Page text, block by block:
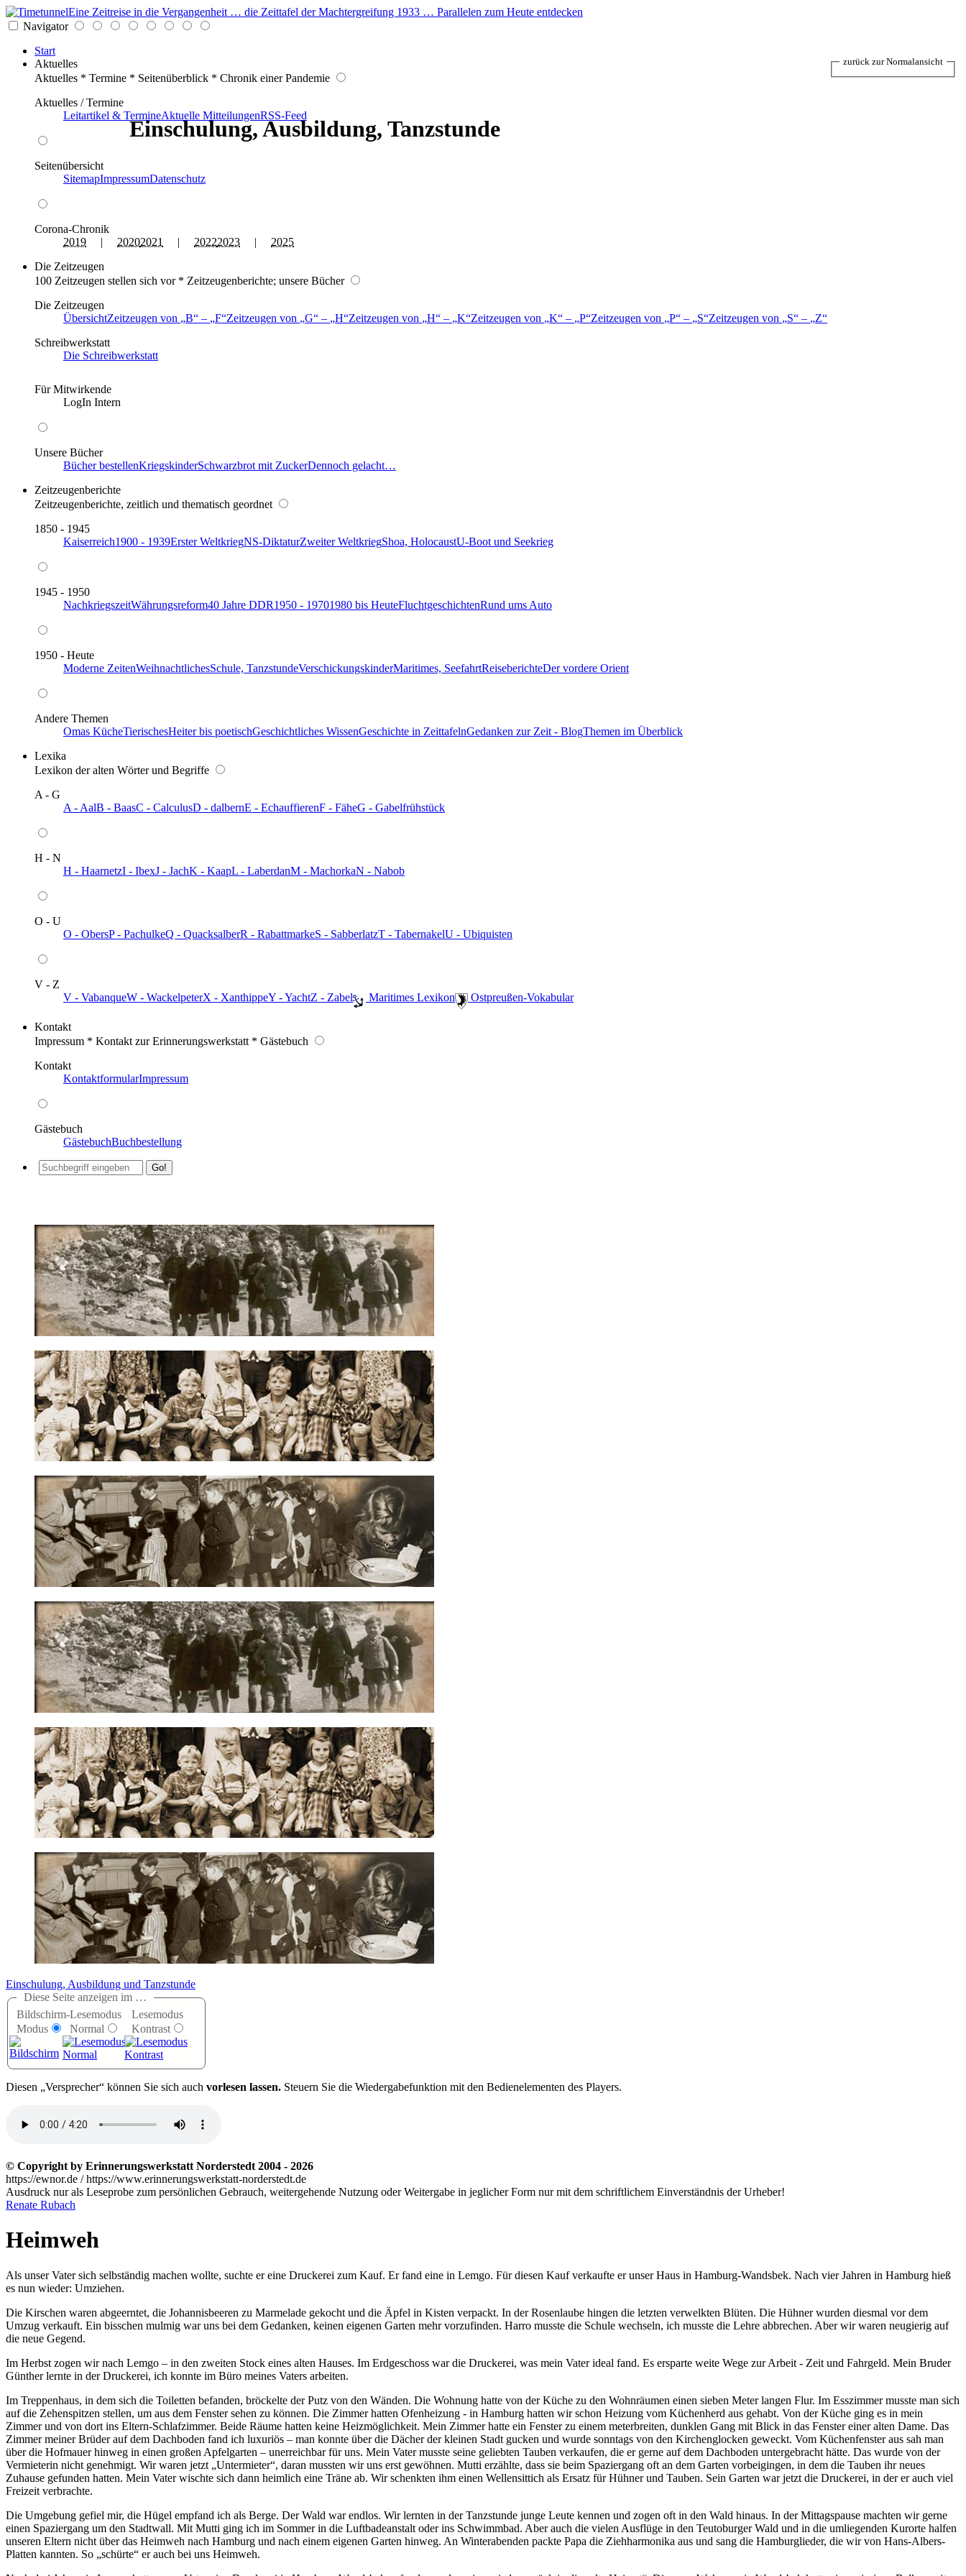
Eine Zeitreise in die Vergangenheit … die Zeittafel der Machtergreifung 1933 … Parallelen zum Heute entdecken
Navigator
Start
Aktuelles
Aktuelles * Termine * Seitenüberblick * Chronik einer Pandemie
Aktuelles / Termine
Leitartikel & TermineAktuelle MitteilungenRSS-Feed
Seitenübersicht
SitemapImpressumDatenschutz
Corona-Chronik
2019 | 20202021 | 20222023 | 2025
Die Zeitzeugen
100 Zeitzeugen stellen sich vor * Zeitzeugenberichte; unsere Bücher
Die Zeitzeugen
ÜbersichtZeitzeugen von B – F Zeitzeugen von G – H Zeitzeugen von H – K Zeitzeugen von K – P Zeitzeugen von P – S Zeitzeugen von S –
Z
Schreibwerkstatt
Die Schreibwerkstatt
Für Mitwirkende
LogIn Intern
Unsere Bücher
Bücher bestellenKriegskinderSchwarzbrot mit ZuckerDennoch gelacht…
Zeitzeugenberichte
Zeitzeugenberichte, zeitlich und thematisch geordnet
1850 - 1945
Kaiserreich1900 - 1939Erster WeltkriegNS-DiktaturZweiter WeltkriegShoa, HolocaustU-Boot und Seekrieg
1945 - 1950
NachkriegszeitWährungsreform40 Jahre DDR1950 - 19701980 bis HeuteFluchtgeschichtenRund ums Auto
1950 - Heute
Moderne ZeitenWeihnachtlichesSchule, TanzstundeVerschickungskinderMaritimes, SeefahrtReiseberichteDer vordere Orient
Andere Themen
Omas KücheTierischesHeiter bis poetischGeschichtliches WissenGeschichte in ZeittafelnGedanken zur Zeit - BlogThemen im Überblick
Lexika
Lexikon der alten Wörter und Begriffe
A - G
A - AalB - BaasC - CalculusD - dalbernE - EchauffierenF - FäheG - Gabelfrühstück
H - N
H - HaarnetzI - IbexJ - JachK - KaapL - LaberdanM - MachorkaN - Nabob
O - U
O - ObersP - PachulkeQ - QuacksalberR - RabattmarkeS - SabberlatzT - TabernakelU - Ubiquisten
V - Z
V - VabanqueW - WackelpeterX - XanthippeY - YachtZ - Zabel ️ Maritimes Lexikon ️ Ostpreußen-Vokabular
Kontakt
Impressum * Kontakt zur Erinnerungswerkstatt * Gästebuch
Kontakt
KontaktformularImpressum
Gästebuch
GästebuchBuchbestellung
Einschulung, Ausbildung, Tanzstunde
Einschulung, Ausbildung und Tanzstunde
Diese Seite anzeigen im …
Bildschirm-
Modus
Lesemodus
Normal
Lesemodus
Kontrast
Diesen Versprecher können Sie sich auch vorlesen lassen. Steuern Sie die Wiedergabefunktion mit den Bedienelementen des Players.
© Copyright by Erinnerungswerkstatt Norderstedt 2004 - 2026
https://ewnor.de / https://www.erinnerungswerkstatt-norderstedt.de
Ausdruck nur als Leseprobe zum persönlichen Gebrauch, weitergehende Nutzung oder Weitergabe in jeglicher Form nur mit dem schriftlichem Einverständnis der Urheber!
zurück zur Normalansicht
Renate Rubach
Heimweh
Als unser Vater sich selbständig machen wollte, suchte er eine Druckerei zum Kauf. Er fand eine in Lemgo. Für diesen Kauf verkaufte er unser Haus in Hamburg-Wandsbek. Nach vier Jahren in Hamburg hieß
es nun wieder: Umziehen.
Die Kirschen waren abgeerntet, die Johannisbeeren zu Marmelade gekocht und die Äpfel in Kisten verpackt. In der Rosenlaube hingen die letzten verwelkten Blüten. Die Hühner wurden diesmal vor dem
Umzug verkauft. Ein bisschen mulmig war uns bei dem Gedanken, keinen eigenen Garten mehr vorzufinden. Harro musste die Schule wechseln, ich musste die Lehre abbrechen. Aber wir waren neugierig auf
die neue Gegend.
Im Herbst zogen wir nach Lemgo – in den zweiten Stock eines alten Hauses. Im Erdgeschoss war die Druckerei, was mein Vater ideal fand. Es ersparte weite Wege zur Arbeit - Zeit und Fahrgeld. Mein Bruder
Günther lernte in der Druckerei, ich konnte im Büro meines Vaters arbeiten.
Im Treppenhaus, in dem sich die Toiletten befanden, bröckelte der Putz von den Wänden. Die Wohnung hatte von der Küche zu den Wohnräumen einen sieben Meter langen Flur. Im Esszimmer musste man sich
auf die Zehenspitzen stellen, um aus dem Fenster sehen zu können. Die Zimmer hatten Ofenheizung - in Hamburg hatten wir schon Heizung vom Küchenherd aus gehabt. Von der Küche ging es in mein
Zimmer und von dort ins Eltern-Schlafzimmer. Beide Räume hatten keine Heizmöglichkeit. Mein Zimmer hatte ein Fenster zu einem meterbreiten, dunklen Gang mit Blick in das Fenster einer alten Dame. Das
Zimmer meiner Brüder auf dem Dachboden fand ich luxuriös – man konnte über die Dächer der kleinen Stadt gucken und wurde sonntags von den Kirchenglocken geweckt. Vom Küchenfenster aus sah man
über die Hofmauer hinweg in einen großen Apfelgarten – unerreichbar für uns. Mein Vater musste seine geliebten Tauben verkaufen, die er gerne auf dem Dachboden untergebracht hätte. Das wurde von der
Vermieterin nicht genehmigt. Wir waren jetzt
Untermieter , daran mussten wir uns erst gewöhnen. Mutti erzählte, dass sie beim Spaziergang oft an dem Garten vorbeigingen, in dem die Tauben ihr neues
Zuhause gefunden hatten. Mein Vater wischte sich dann heimlich eine Träne ab. Wir schenkten ihm einen Wellensittich als Ersatz für Hühner und Tauben. Sein Garten war jetzt die Druckerei, in der er auch viel
Freizeit verbrachte.
Die Umgebung gefiel mir, die Hügel empfand ich als Berge. Der Wald war endlos. Wir lernten in der Tanzstunde junge Leute kennen und zogen oft in den Wald hinaus. In der Mittagspause machten wir gerne
einen Spaziergang um den Stadtwall. Mit Mutti ging ich im Sommer in die Luftbadeanstalt oder ins Schwimmbad. Aber auch die vielen Ausflüge in den Teutoburger Wald und in die umliegenden Kurorte halfen
unseren Eltern nicht über das Heimweh nach Hamburg und nach einem eigenen Garten hinweg. An Winterabenden packte Papa die Ziehharmonika aus und sang die Hamburglieder, die wir von Hans-Albers-
Platten kannten. So
schürte
er auch bei uns Heimweh.